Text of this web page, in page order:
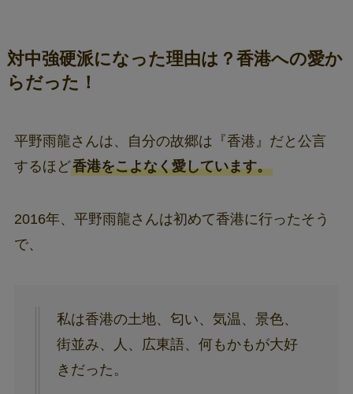
対中強硬派になった理由は？香港への愛か
らだった！
平野雨龍さんは、自分の故郷は『香港』だと公言
するほど香港をこよなく愛しています。
2016年、平野雨龍さんは初めて香港に行ったそう
で、
私は香港の土地、匂い、気温、景色、
街並み、人、広東語、何もかもが大好
きだった。